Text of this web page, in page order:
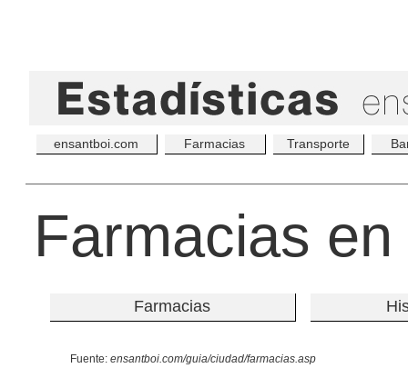
ensantboi.com Farmacias Transporte
Farmacias
Farmacias
Fuente: ensantboi.com/guia/ciudad/farmacias.asp